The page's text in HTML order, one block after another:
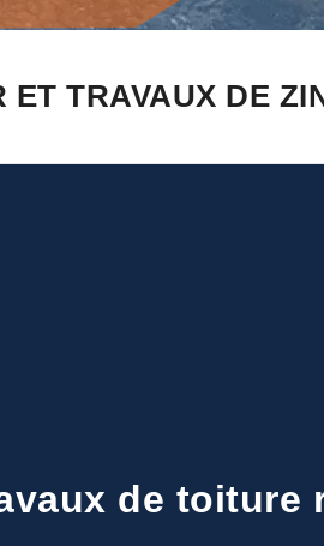
ET TRAVAUX DE
de toiture